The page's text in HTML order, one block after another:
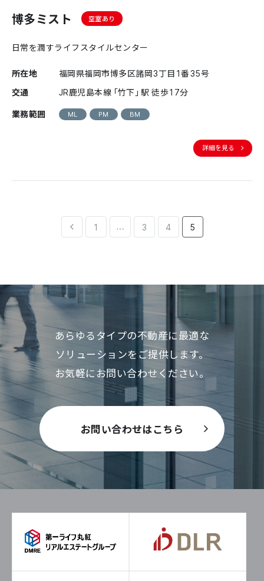
博多ミスト 空室あり
日常を潤すライフスタイルセンター
所在地
福岡県福岡市博多区諸岡3丁目1番35号
交通
JR鹿児島本線「竹下」駅 徒歩17分
業務範囲
ML PM BM
詳細を見る
1 … 3 4 5
あらゆるタイプの不動産に最適な
ソリューションをご提供します。
お気軽にお問い合わせください。
お問い合わせはこちら